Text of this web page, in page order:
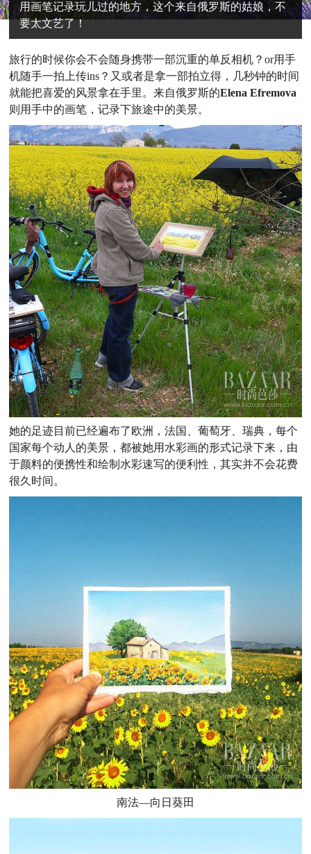
用画笔记录玩儿过的地方，这个来自俄罗斯的姑娘，不
要太文艺了！
旅行的时候你会不会随身携带一部沉重的单反相机？or用手
机随手一拍上传ins？又或者是拿一部拍立得，几秒钟的时间
就能把喜爱的风景拿在手里。来自俄罗斯的Elena Efremova
则用手中的画笔，记录下旅途中的美景。
她的足迹目前已经遍布了欧洲，法国、葡萄牙、瑞典，每个
国家每个动人的美景，都被她用水彩画的形式记录下来，由
于颜料的便携性和绘制水彩速写的便利性，其实并不会花费
很久时间。
南法—向日葵田